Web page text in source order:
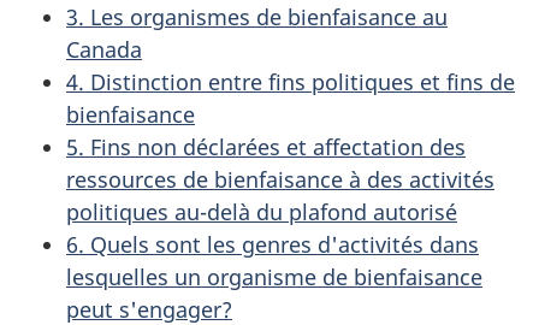
3. Les organismes de bienfaisance au
Canada
4. Distinction entre fins politiques et fins de
bienfaisance
5. Fins non déclarées et affectation des
ressources de bienfaisance à des activités
politiques au-delà du plafond autorisé
6. Quels sont les genres d'activités dans
lesquelles un organisme de bienfaisance
peut s'engager?